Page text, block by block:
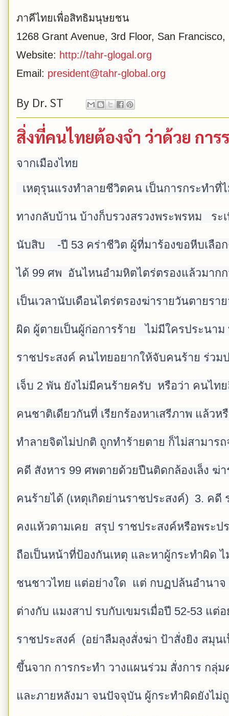
ภาคีไทยเพื่อสิทธิมนุษยชน
1268 Grant Avenue, 3rd Floor, San Francisco,
Website: http://tahr-glogal.org
Email: president@tahr-global.org
By Dr. ST
สิ่งที่คนไทยต้องจำ ว่าด้วย การ
จากเมืองไทย
ทางกลับบ้าน บ้างก็บรวงสรวงพระพรหม   ระ
นับสิบ    -ปี 53 คร่าชีวิต ผู้ที่มาร้องขอหีบเลือ
ได้ 99 ศพ  อันไหนอำมหิตไตร่ตรองแล้วมาก
เป็นเวลานับเดือนไตร่ตรองฆ่ารายวันตายร
ผิด ผู้ตายเป็นผู้ก่อการร้าย   ไม่มีใครประนา
ราชประสงค์ คนไทยอยากให้จับคนร้าย ร่วม
เจ็บ 2 พัน ยังไม่มีคนร้ายครับ  หรือว่า คนไท
คนชาติเดียวกันที่ เรียกร้องหาเสรีภาพ แล้ว
ทำลายจิตไม่ปกติ ถูกทำร้ายตาย ก็ไม่สามาร
คดี สังหาร 99 ศพตายด้วยปืนติดกล้องเล็ง ฆ่
คนร้ายได้ (เหตุเกิดย่านราชประสงค์)  3. คดี
คงแห้วตามเคย  สรุป ราชประสงค์หรือพระป
ถือเป็นหน้าที่ป้องกันเหตุ และหาผู้กระทำผิด
ชนชาวไทย แต่อย่างใด  แต่ กบฏปล้นอำนาจ
ต่างกับ แมงสาป รบกับเขมรเมื่อปี 52-53 แต่
ราชประสงค์  (อย่าลืมลุงสั่งฆ่า ป้าสั่งยิง สมุ
ขึ้นจาก การกระทำ วางแผนร่วม สั่งการ กลุ่
และภายหลังมา จนปัจจุบัน ผู้กระทำผิดยังไ